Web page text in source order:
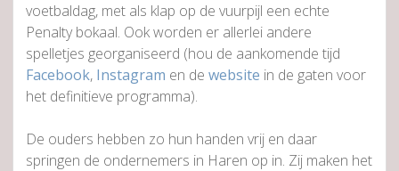
voetbaldag, met als klap op de vuurpijl een echte
Penalty bokaal. Ook worden er allerlei andere
spelletjes georganiseerd (hou de aankomende tijd
Facebook, Instagram en de website in de gaten voor
het definitieve programma).
De ouders hebben zo hun handen vrij en daar
springen de ondernemers in Haren op in. Zij maken het